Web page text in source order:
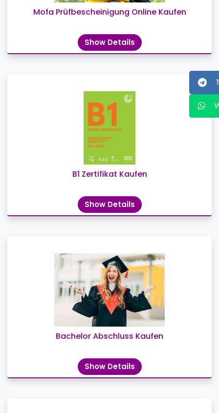
Mofa Prüfbescheinigung Online Kaufen
Show Details
B1 Zertifikat Kaufen
Show Details
Bachelor Abschluss Kaufen
Show Details